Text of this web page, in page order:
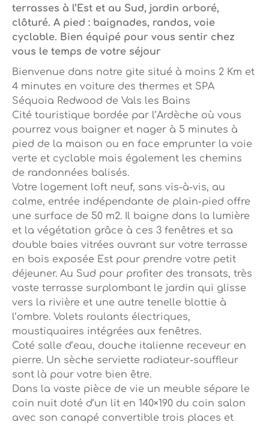
terrasses à l’Est et au Sud, jardin arboré,
clôturé. A pied : baignades, randos, voie
cyclable. Bien équipé pour vous sentir chez
vous le temps de votre séjour
Bienvenue dans notre gite situé à moins 2 Km et
4 minutes en voiture des thermes et SPA
Séquoia Redwood de Vals les Bains
Cité touristique bordée par l’Ardèche où vous
pourrez vous baigner et nager à 5 minutes à
pied de la maison ou en face emprunter la voie
verte et cyclable mais également les chemins
de randonnées balisés.
Votre logement loft neuf, sans vis-à-vis, au
calme, entrée indépendante de plain-pied offre
une surface de 50 m2. Il baigne dans la lumière
et la végétation grâce à ces 3 fenêtres et sa
double baies vitrées ouvrant sur votre terrasse
en bois exposée Est pour prendre votre petit
déjeuner. Au Sud pour profiter des transats, très
vaste terrasse surplombant le jardin qui glisse
vers la rivière et une autre tenelle blottie à
l’ombre. Volets roulants électriques,
moustiquaires intégrées aux fenêtres.
Coté salle d’eau, douche italienne receveur en
pierre. Un sèche serviette radiateur-souffleur
sont là pour votre bien être.
Dans la vaste pièce de vie un meuble sépare le
coin nuit doté d’un lit en 140×190 du coin salon
avec son canapé convertible trois places et